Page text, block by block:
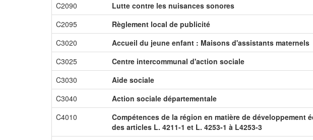
C2090 Lutte contre les nuisances sonores
C2095 Règlement local de publicité
C3020 Accueil du jeune enfant : Maisons d'assistants maternels
C3025 Centre intercommunal d'action sociale
C3030 Aide sociale
C3040 Action sociale départementale
C4010
Compétences de la région en matière de développement
des articles L. 4211-1 et L. 4253-1 à L4253-3